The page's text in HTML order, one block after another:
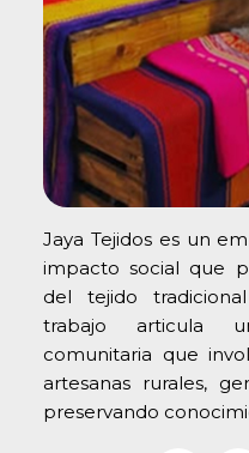
Jaya Tejidos es un
impacto social que
del tejido
trabajo articula
comunitaria que
artesanas rurales,
preservando